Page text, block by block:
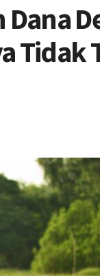
Tidak